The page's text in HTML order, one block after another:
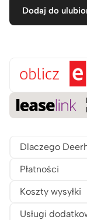
Dodaj do
Dlaczego
Płatności
Koszty wysyłki
Usługi